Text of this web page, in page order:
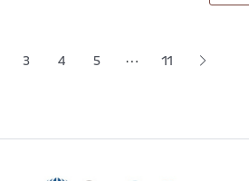
lapaLapa
3 Lapa
4 Lapa
5 … 11